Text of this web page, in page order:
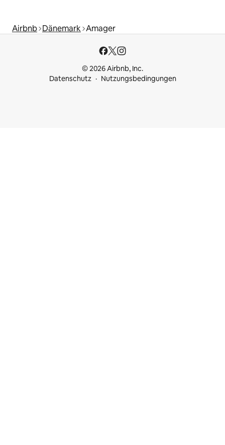
Airbnb Dänemark Amager
© 2026 Airbnb, Inc.
Datenschutz
Nutzungsbedingungen